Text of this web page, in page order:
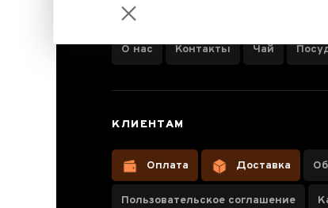
"8653" 2019
год
ИНФОРМАЦИЯ О КОМПАНИИ
О нас Контакты Чай
КЛИЕНТАМ
Оплата Доставка
Пользовательское соглашение